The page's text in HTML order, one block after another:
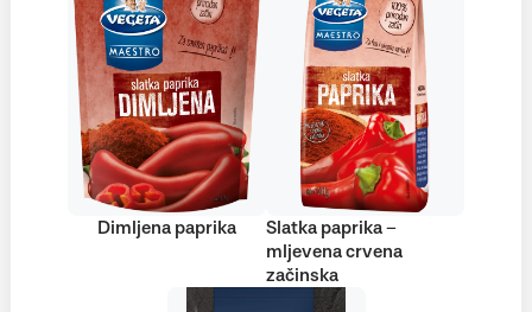
Dimljena paprika
Slatka paprika –
mljevena crvena
začinska